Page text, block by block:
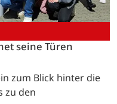
seine Türen
zum Blick hinter die
zu den